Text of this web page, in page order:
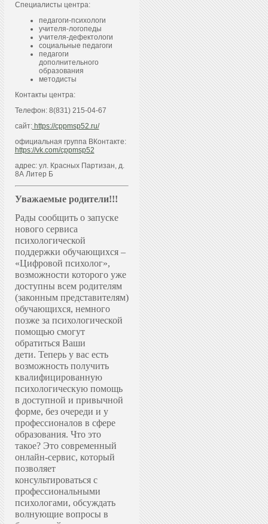
Специалисты центра:
педагоги-психологи
учителя-логопеды
учителя-дефектологи
социальные педагоги
педагоги
дополнительного
образования
методисты
Контакты центра:
Телефон: 8(831) 215-04-67
сайт: https://cppmsp52.ru/
официальная группа ВКонтакте:
https://vk.com/cppmsp52
адрес: ул. Красных Партизан, д.
8А Литер Б
Уважаемые родители!!!
Рады сообщить о запуске
нового сервиса
психологической
поддержки обучающихся –
«Цифровой психолог»,
возможности которого уже
доступны всем родителям
(законным представителям)
обучающихся, немного
позже за психологической
помощью смогут
обратиться Ваши
дети. Теперь у вас есть
возможность получить
квалифицированную
психологическую помощь
в доступной и привычной
форме, без очереди и у
профессионалов в сфере
образования. Что это
такое? Это современный
онлайн-сервис, который
позволяет
консультироваться с
профессиональными
психологами, обсуждать
волнующие вопросы в